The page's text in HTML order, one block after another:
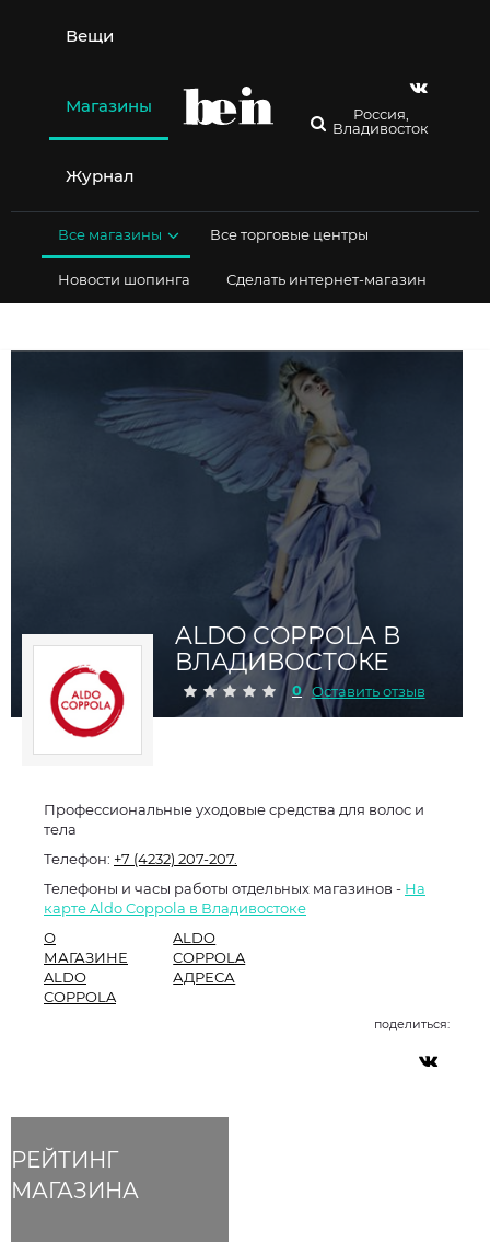
содержимому
Вещи
Магазины
Журнал
Россия,
Владивосток
Все магазины Все торговые центры
Новости шопинга Сделать интернет-магазин
ALDO COPPOLA В
ВЛАДИВОСТОКЕ
0 Оставить отзыв
РЕЙТИНГ
МАГАЗИНА
Профессиональные уходовые средства для волос и
тела
Телефон: +7 (4232) 207-207.
Телефоны и часы работы отдельных магазинов - На
карте Aldo Coppola в Владивостоке
О
МАГАЗИНЕ
ALDO
COPPOLA
ALDO
COPPOLA
АДРЕСА
поделиться: